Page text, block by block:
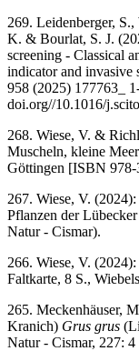
269. Leidenberger,
K. & Bourlat, S. J.
screening - Classical
indicator and invasive
958 (2025) 177763_
doi.org//10.1016/
268. Wiese, V. &
Muscheln, kleine
Göttingen [ISBN
267. Wiese, V.
Pflanzen der
Natur - Cismar).
266. Wiese, V.
Faltkarte, 8 S.,
265. Meckenhäuser,
Kranich) Grus grus
Natur - Cismar, 227: 4